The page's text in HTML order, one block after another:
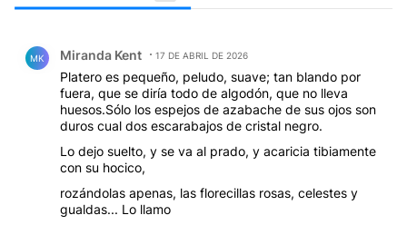
MK Miranda Kent 17 DE ABRIL DE 2026
Platero es pequeño, peludo, suave; tan blando por
fuera, que se diría todo de algodón, que no lleva
huesos.Sólo los espejos de azabache de sus ojos son
duros cual dos escarabajos de cristal negro.
Lo dejo suelto, y se va al prado, y acaricia tibiamente
con su hocico,
rozándolas apenas, las florecillas rosas, celestes y
gualdas... Lo llamo